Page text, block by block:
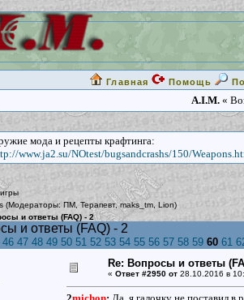
Главная Помощь
A.I.M.«
мода и рецепты крафтинга:
www.ja2.su/NOtest/bugsandcrashs/150/
(Модераторы: ПМ,Терапевт,maks_tm,Lion)
и ответы (FAQ) - 2
и ответы (FAQ) - 2
46 47 48 49 50 51 52 53 54 55 56 57 58 59 60 61
Re: Вопросы и ответы
« Ответ #2950 от28.10.2016 в